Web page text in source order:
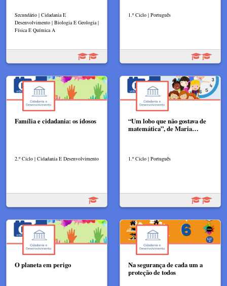
Secundário | Cidadania E
Desenvolvimento | Biologia E Geologia |
Física E Química A
1.º Ciclo | Português
Família e cidadania: os idosos
2.º Ciclo | Cidadania E Desenvolvimento
“Um lobo que não gostava de
matemática”, de Maria…
1.º Ciclo | Português
O planeta em perigo
Na segurança de cada um a
proteção de todos